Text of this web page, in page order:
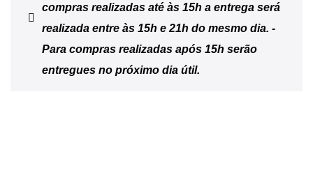
compras realizadas até às 15h a entrega será
realizada entre às 15h e 21h do mesmo dia. -
Para compras realizadas após 15h serão
entregues no próximo dia útil.